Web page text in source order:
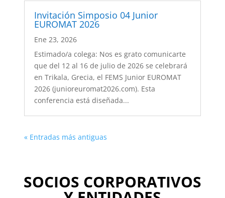
Invitación Simposio 04 Junior
EUROMAT 2026
Ene 23, 2026
Estimado/a colega: Nos es grato comunicarte
que del 12 al 16 de julio de 2026 se celebrará
en Trikala, Grecia, el FEMS Junior EUROMAT
2026 (junioreuromat2026.com). Esta
conferencia está diseñada...
« Entradas más antiguas
SOCIOS CORPORATIVOS